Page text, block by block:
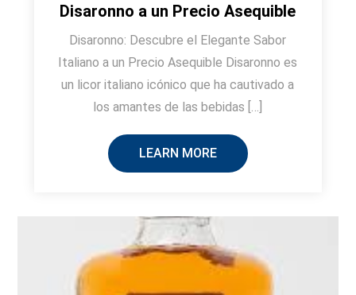
Disaronno a un Precio Asequible
Disaronno: Descubre el Elegante Sabor
Italiano a un Precio Asequible Disaronno es
un licor italiano icónico que ha cautivado a
los amantes de las bebidas […]
LEARN MORE